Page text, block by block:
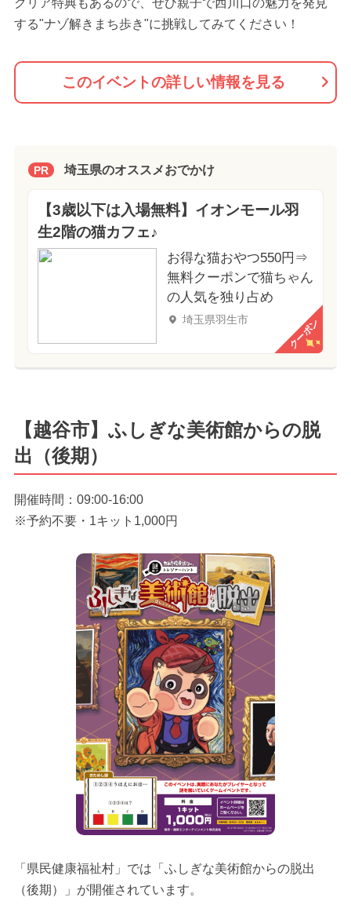
する"ナゾ解きまち歩き"に挑戦してみてください！
このイベントの詳しい情報を見る
PR 埼玉県のオススメおでかけ
【3歳以下は入場無料】イオンモール羽
生2階の猫カフェ♪
お得な猫おやつ550円⇒
無料クーポンで猫ちゃん
の人気を独り占め
埼玉県羽生市 クーポン
【越谷市】ふしぎな美術館からの脱
出（後期）
開催時間：09:00-16:00
※予約不要・1キット1,000円
「県民健康福祉村」では「ふしぎな美術館からの脱出
（後期）」が開催されています。